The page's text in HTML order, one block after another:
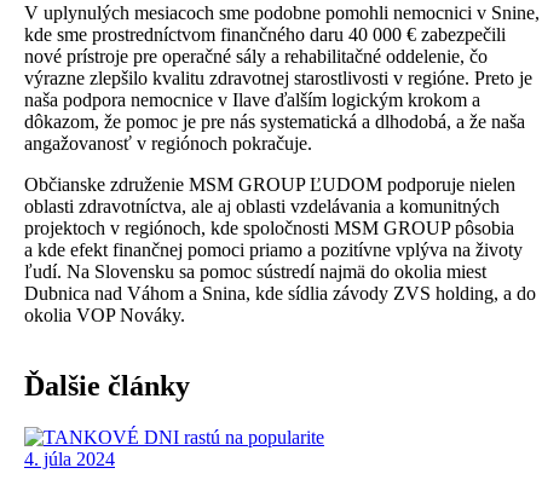
V uplynulých mesiacoch sme podobne pomohli nemocnici v Snine,
kde sme prostredníctvom finančného daru 40 000 € zabezpečili
nové prístroje pre operačné sály a rehabilitačné oddelenie, čo
výrazne zlepšilo kvalitu zdravotnej starostlivosti v regióne. Preto je
naša podpora nemocnice v Ilave ďalším logickým krokom a
dôkazom, že pomoc je pre nás systematická a dlhodobá, a že naša
angažovanosť v regiónoch pokračuje.
Občianske združenie MSM GROUP ĽUDOM podporuje nielen
oblasti zdravotníctva, ale aj oblasti vzdelávania a komunitných
projektoch v regiónoch, kde spoločnosti MSM GROUP pôsobia
a kde efekt finančnej pomoci priamo a pozitívne vplýva na životy
ľudí. Na Slovensku sa pomoc sústredí najmä do okolia miest
Dubnica nad Váhom a Snina, kde sídlia závody ZVS holding, a do
okolia VOP Nováky.
Ďalšie články
4. júla 2024